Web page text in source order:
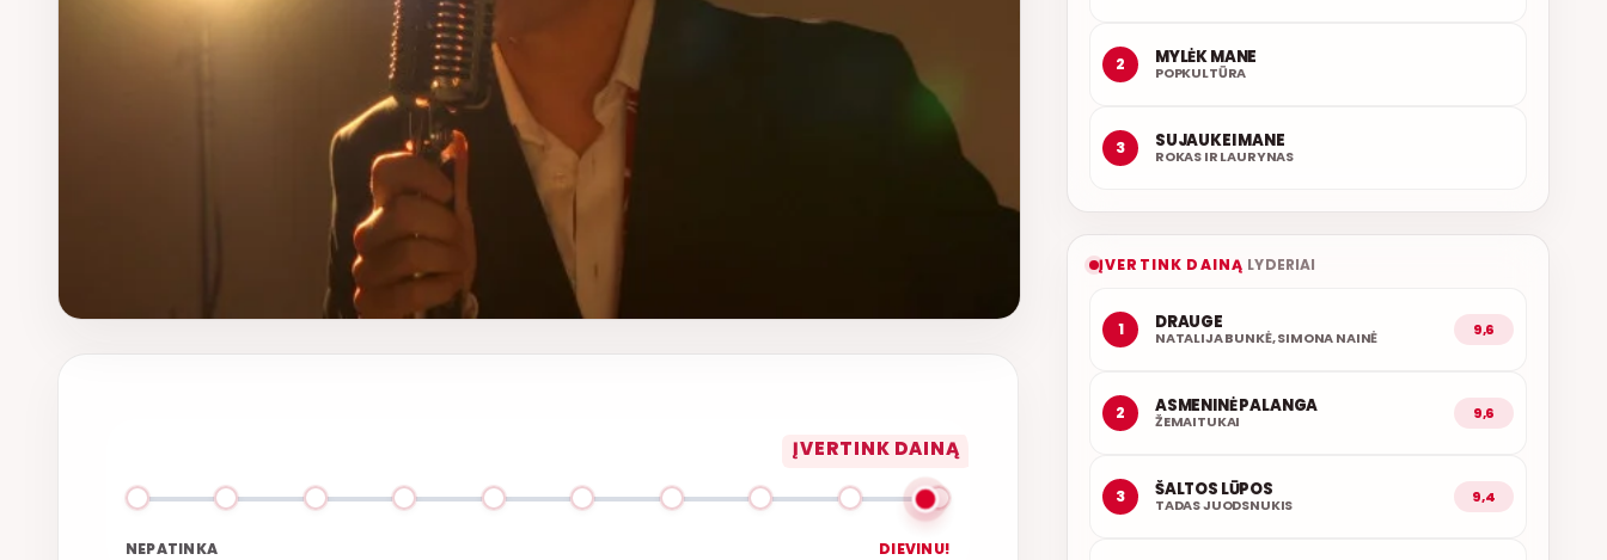
ĮVERTINK DAINĄ
NEPATINKA DIEVINU!
2 MYLĖK MANE
POPKULTŪRA
3 SUJAUKEI MANE
ROKAS IR LAURYNAS
ĮVERTINK DAINĄ LYDERIAI
1 DRAUGE
NATALIJA BUNKĖ, SIMONA NAINĖ 9,6
2 ASMENINĖ PALANGA
ŽEMAITUKAI 9,6
3 ŠALTOS LŪPOS
TADAS JUODSNUKIS 9,4